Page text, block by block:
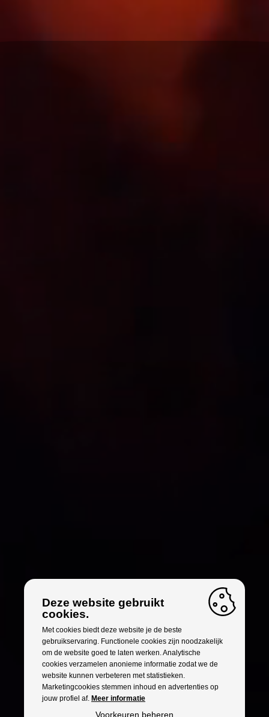
Deze website gebruikt
cookies.
Met cookies biedt deze website je de beste
gebruikservaring. Functionele cookies zijn noodzakelijk
om de website goed te laten werken. Analytische
cookies verzamelen anonieme informatie zodat we de
website kunnen verbeteren met statistieken.
Marketingcookies stemmen inhoud en advertenties op
jouw profiel af. Meer informatie
Voorkeuren beheren